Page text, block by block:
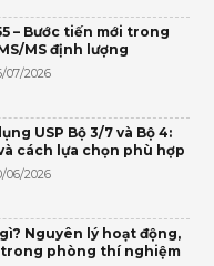
– Bước tiến mới trong
MS định lượng
07/2026
USP Bộ 3/7 và Bộ 4:
cách lựa chọn phù hợp
06/2026
Nguyên lý hoạt động,
trong phòng thí nghiệm